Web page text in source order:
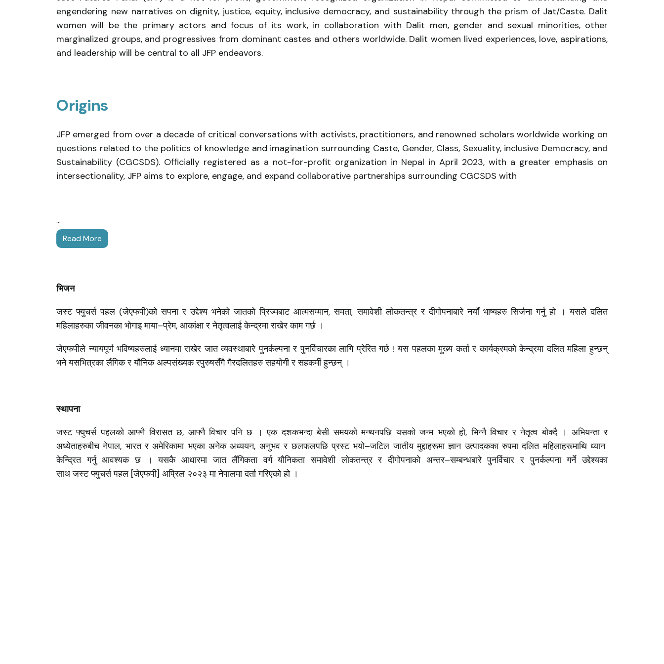
engendering new narratives on dignity, justice, equity, inclusive democracy, and sustainability through the prism of Jat/Caste. Dalit
women will be the primary actors and focus of its work, in collaboration with Dalit men, gender and sexual minorities, other
marginalized groups, and progressives from dominant castes and others worldwide. Dalit women lived experiences, love, aspirations,
and leadership will be central to all JFP endeavors.
Origins
JFP emerged from over a decade of critical conversations with activists, practitioners, and renowned scholars worldwide working on
questions related to the politics of knowledge and imagination surrounding Caste, Gender, Class, Sexuality, inclusive Democracy, and
Sustainability (CGCSDS). Officially registered as a not-for-profit organization in Nepal in April 2023, with a greater emphasis on
intersectionality, JFP aims to explore, engage, and expand collaborative partnerships surrounding CGCSDS with
...
Read More
भिजन
जस्ट फ्युचर्स पहल (जेएफपी)को सपना र उद्देश्य भनेको जातको प्रिज्मबाट आत्मसम्मान, समता, समावेशी लोकतन्त्र र दीगोपनाबारे नयाँ भाष्यहरु सिर्जना गर्नु हो । यसले दलित
महिलाहरुका जीवनका भोगाइ माया–प्रेम, आकांक्षा र नेतृत्वलाई केन्द्रमा राखेर काम गर्छ ।
जेएफपीले न्यायपूर्ण भविष्यहरुलाई ध्यानमा राखेर जात व्यवस्थाबारे पुनर्कल्पना र पुनर्विचारका लागि प्रेरित गर्छ ! यस पहलका मुख्य कर्ता र कार्यक्रमको केन्द्रमा दलित महिला हुन्छन्
भने यसभित्रका लैंगिक र यौनिक अल्पसंख्यक रपुरुषसँगै गैरदलितहरु सहयोगी र सहकर्मी हुन्छन् ।
स्थापना
जस्ट फ्युचर्स पहलको आफ्नै विरासत छ, आफ्नै विचार पनि छ । एक दशकभन्दा बेसी समयको मन्थनपछि यसको जन्म भएको हो, भिन्नै विचार र नेतृत्व बोक्दै । अभियन्ता र
अध्येताहरुबीच नेपाल, भारत र अमेरिकामा भएका अनेक अध्ययन, अनुभव र छलफलपछि प्रस्ट भयो–जटिल जातीय मुद्दाहरूमा ज्ञान उत्पादकका रुपमा दलित महिलाहरूमाथि ध्यान
केन्द्रित गर्नु आवश्यक छ । यसकै आधारमा जात लैंगिकता वर्ग यौनिकता समावेशी लोकतन्त्र र दीगोपनाको अन्तर–सम्बन्धबारे पुनर्विचार र पुनर्कल्पना गर्ने उद्देश्यका
साथ जस्ट फ्युचर्स पहल [जेएफपी] अप्रिल २०२३ मा नेपालमा दर्ता गरिएको हो ।